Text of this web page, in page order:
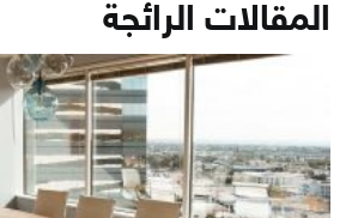
المقالات الرائجة